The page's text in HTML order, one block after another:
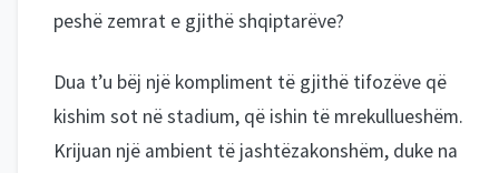
peshë zemrat e gjithë shqiptarëve?
Dua t’u bëj një kompliment të gjithë tifozëve që
kishim sot në stadium, që ishin të mrekullueshëm.
Krijuan një ambient të jashtëzakonshëm, duke na